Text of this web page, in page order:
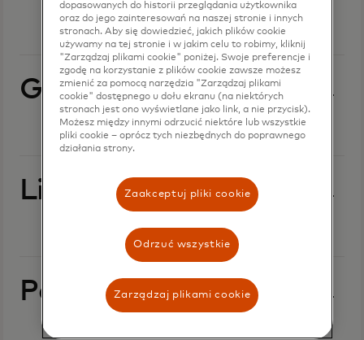
Grudzień 2024 r.
Listopad 2024 r.
Październik 2024 r.
dopasowanych do historii przeglądania użytkownika
oraz do jego zainteresowań na naszej stronie i innych
stronach. Aby się dowiedzieć, jakich plików cookie
używamy na tej stronie i w jakim celu to robimy, kliknij
"Zarządzaj plikami cookie" poniżej. Swoje preferencje i
zgodę na korzystanie z plików cookie zawsze możesz
zmienić za pomocą narzędzia "Zarządzaj plikami
cookie" dostępnego u dołu ekranu (na niektórych
stronach jest ono wyświetlane jako link, a nie przycisk).
Możesz między innymi odrzucić niektóre lub wszystkie
pliki cookie – oprócz tych niezbędnych do poprawnego
działania strony.
Zaakceptuj pliki cookie
Odrzuć wszystkie
Zarządzaj plikami cookie